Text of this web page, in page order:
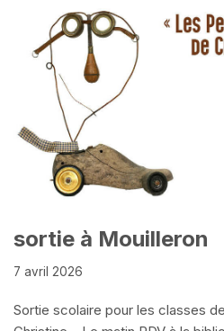
sortie à Mouilleron
7 avril 2026
Sortie scolaire pour les classes